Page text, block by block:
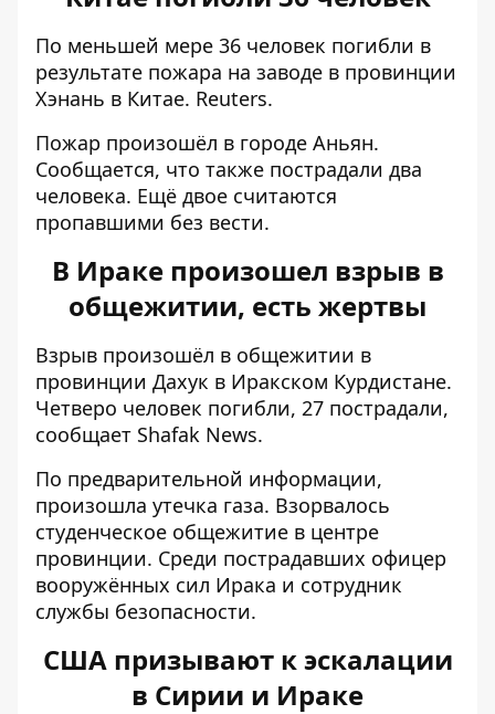
По меньшей мере 36 человек погибли в
результате пожара на заводе в провинции
Хэнань в Китае. Reuters.
Пожар произошёл в городе Аньян.
Сообщается, что также пострадали два
человека. Ещё двое считаются
пропавшими без вести.
В Ираке произошел взрыв в
общежитии, есть жертвы
Взрыв произошёл в общежитии в
провинции Дахук в Иракском Курдистане.
Четверо человек погибли, 27 пострадали,
сообщает Shafak News.
По предварительной информации,
произошла утечка газа. Взорвалось
студенческое общежитие в центре
провинции. Среди пострадавших офицер
вооружённых сил Ирака и сотрудник
службы безопасности.
США призывают к эскалации
в Сирии и Ираке